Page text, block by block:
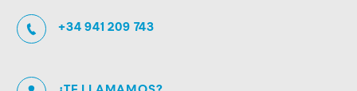
+34 941 209 743